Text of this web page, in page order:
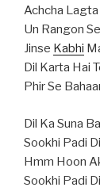
Achcha
Un Rangon
Jinse Kabhi
Dil Karta Hai
Phir Se
Dil Ka Suna
Sookhi Padi
Hmm Hoon
Sookhi Padi